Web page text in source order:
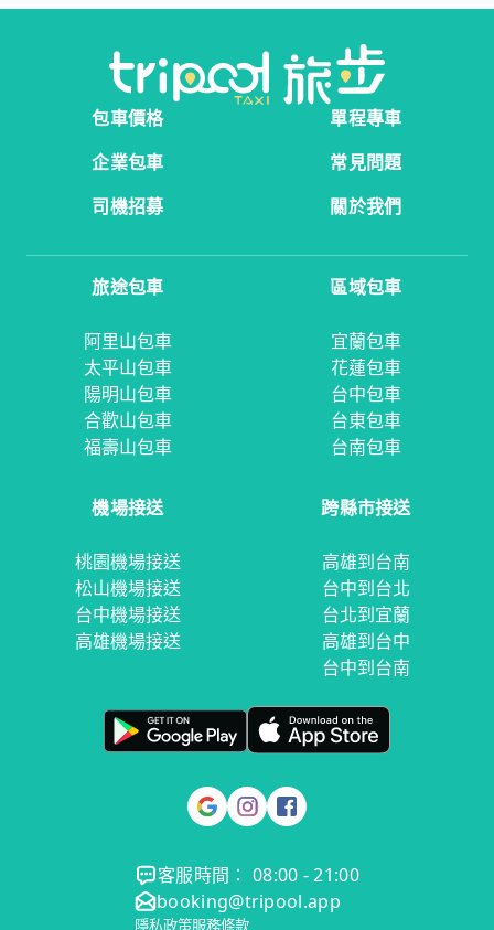
包車價格
單程專車
企業包車
常見問題
司機招募
關於我們
旅途包車
阿里山包車
太平山包車
陽明山包車
合歡山包車
福壽山包車
區域包車
宜蘭包車
花蓮包車
台中包車
台東包車
台南包車
機場接送
桃園機場接送
松山機場接送
台中機場接送
高雄機場接送
跨縣市接送
高雄到台南
台中到台北
台北到宜蘭
高雄到台中
台中到台南
客服時間： 08:00 - 21:00
booking@tripool.app
隱私政策服務條款